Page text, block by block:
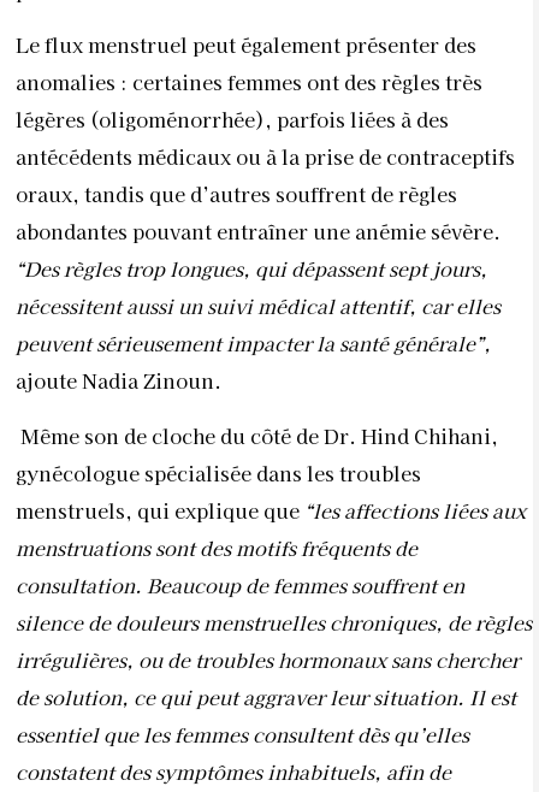
Le flux menstruel peut également présenter des
anomalies : certaines femmes ont des règles très
légères (oligoménorrhée), parfois liées à des
antécédents médicaux ou à la prise de contraceptifs
oraux, tandis que d’autres souffrent de règles
abondantes pouvant entraîner une anémie sévère.
“Des règles trop longues, qui dépassent sept jours,
nécessitent aussi un suivi médical attentif, car elles
peuvent sérieusement impacter la santé générale”,
ajoute Nadia Zinoun.
Même son de cloche du côté de Dr. Hind Chihani,
gynécologue spécialisée dans les troubles
menstruels, qui explique que “les affections liées aux
menstruations sont des motifs fréquents de
consultation. Beaucoup de femmes souffrent en
silence de douleurs menstruelles chroniques, de règles
irrégulières, ou de troubles hormonaux sans chercher
de solution, ce qui peut aggraver leur situation. Il est
essentiel que les femmes consultent dès qu’elles
constatent des symptômes inhabituels, afin de